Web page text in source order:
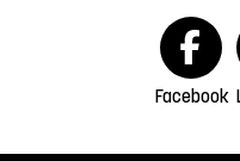
Facebook